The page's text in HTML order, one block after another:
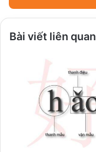
Bài viết liên quan